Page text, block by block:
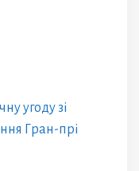
угоду зі
Гран-прі